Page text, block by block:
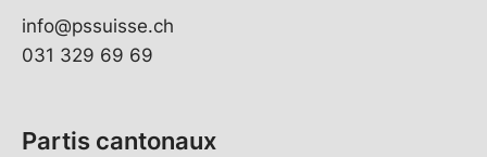
info@pssuisse.ch
031 329 69 69
Partis cantonaux